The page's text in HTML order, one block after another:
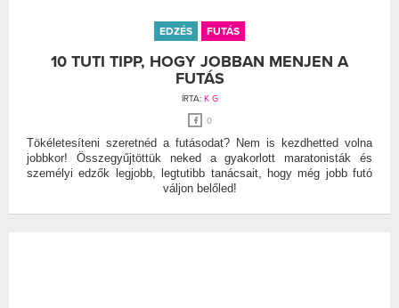
EDZÉS FUTÁS
10 TUTI TIPP, HOGY JOBBAN MENJEN A
FUTÁS
ÍRTA: K G
0
Tökéletesíteni szeretnéd a futásodat? Nem is kezdhetted volna
jobbkor! Összegyűjtöttük neked a gyakorlott maratonisták és
személyi edzők legjobb, legtutibb tanácsait, hogy még jobb futó
váljon belőled!